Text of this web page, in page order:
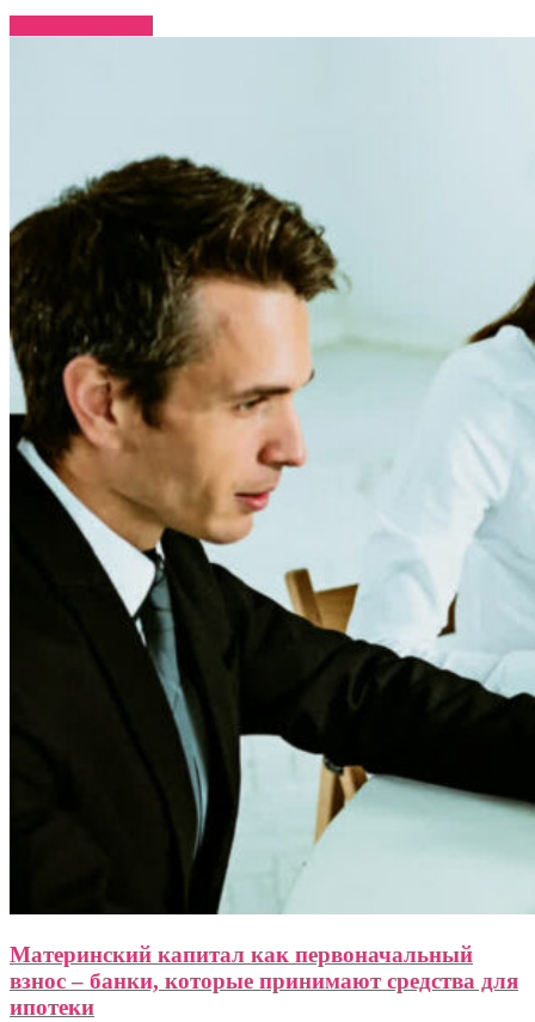
Материнский капитал как первоначальный
взнос – банки, которые принимают средства для
ипотеки